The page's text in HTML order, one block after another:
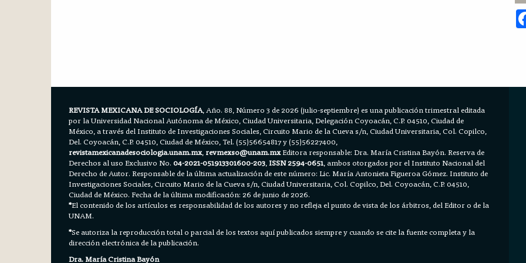
REVISTA MEXICANA DE SOCIOLOGÍA, Año. 88, Número 3 de 2026 (julio-septiembre) es una publicación trimestral editada
por la Universidad Nacional Autónoma de México, Ciudad Universitaria, Delegación Coyoacán, C.P. 04510, Ciudad de
México, a través del Instituto de Investigaciones Sociales, Circuito Mario de la Cueva s/n, Ciudad Universitaria, Col. Copilco,
Del. Coyoacán, C.P. 04510, Ciudad de México, Tel. (55)56654817 y (55)56227400,
revistamexicanadesociologia.unam.mx,revmexso@unam.mxEditora responsable: Dra. María Cristina Bayón. Reserva de
Derechos al uso Exclusivo No.04-2021-051913301600-203,ISSN 2594-0651, ambos otorgados por el Instituto Nacional del
Derecho de Autor. Responsable de la última actualización de este número: Lic. María Antonieta Figueroa Gómez. Instituto de
Investigaciones Sociales, Circuito Mario de la Cueva s/n, Ciudad Universitaria, Col. Copilco, Del. Coyoacán, C.P. 04510,
Ciudad de México. Fecha de la última modificación: 26 de junio de 2026.
*El contenido de los artículos es responsabilidad de los autores y no refleja el punto de vista de los árbitros, del Editor o de la
UNAM.
*Se autoriza la reproducción total o parcial de los textos aquí publicados siempre y cuando se cite la fuente completa y la
dirección electrónica de la publicación.
Dra. María Cristina Bayón